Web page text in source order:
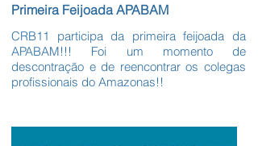
Primeira Feijoada APABAM
CRB11 participa da primeira feijoada da
APABAM!!! Foi um momento de
descontração e de reencontrar os colegas
profissionais do Amazonas!!